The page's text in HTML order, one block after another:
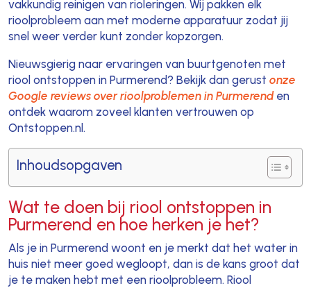
vakkundig reinigen van rioleringen. Wij pakken elk
rioolprobleem aan met moderne apparatuur zodat jij
snel weer verder kunt zonder kopzorgen.
Nieuwsgierig naar ervaringen van buurtgenoten met
riool ontstoppen in Purmerend? Bekijk dan gerust onze
Google reviews over rioolproblemen in Purmerenden
ontdek waarom zoveel klanten vertrouwen op
Ontstoppen.nl.
Inhoudsopgaven
Wat te doen bij riool ontstoppen in
Purmerend en hoe herken je het?
Als je in Purmerend woont en je merkt dat het water in
huis niet meer goed wegloopt, dan is de kans groot dat
je te maken hebt met een rioolprobleem. Riool